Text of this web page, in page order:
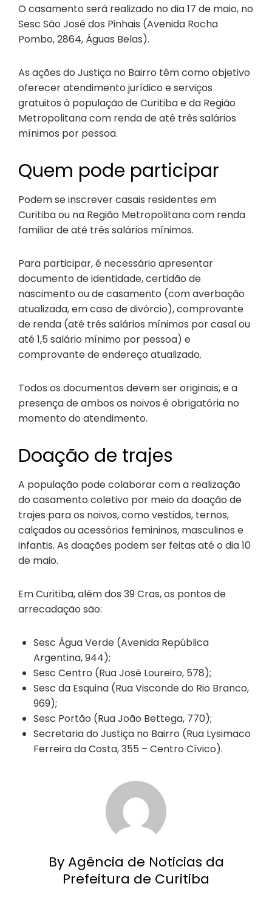
O casamento será realizado no dia 17 de maio, no
Sesc São José dos Pinhais (Avenida Rocha
Pombo, 2864, Águas Belas).
As ações do Justiça no Bairro têm como objetivo
oferecer atendimento jurídico e serviços
gratuitos à população de Curitiba e da Região
Metropolitana com renda de até três salários
mínimos por pessoa.
Quem pode participar
Podem se inscrever casais residentes em
Curitiba ou na Região Metropolitana com renda
familiar de até três salários mínimos.
Para participar, é necessário apresentar
documento de identidade, certidão de
nascimento ou de casamento (com averbação
atualizada, em caso de divórcio), comprovante
de renda (até três salários mínimos por casal ou
até 1,5 salário mínimo por pessoa) e
comprovante de endereço atualizado.
Todos os documentos devem ser originais, e a
presença de ambos os noivos é obrigatória no
momento do atendimento.
Doação de trajes
A população pode colaborar com a realização
do casamento coletivo por meio da doação de
trajes para os noivos, como vestidos, ternos,
calçados ou acessórios femininos, masculinos e
infantis. As doações podem ser feitas até o dia 10
de maio.
Em Curitiba, além dos 39 Cras, os pontos de
arrecadação são:
Sesc Água Verde (Avenida República
Argentina, 944);
Sesc Centro (Rua José Loureiro, 578);
Sesc da Esquina (Rua Visconde do Rio Branco,
969);
Sesc Portão (Rua João Bettega, 770);
Secretaria do Justiça no Bairro (Rua Lysimaco
Ferreira da Costa, 355 – Centro Cívico).
By Agência de Noticias da
Prefeitura de Curitiba